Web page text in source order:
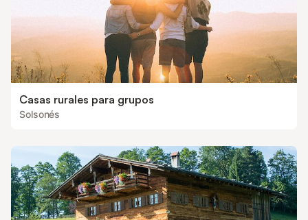
Casas rurales para grupos
Solsonés